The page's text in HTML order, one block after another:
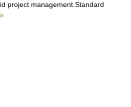
project management.Standard